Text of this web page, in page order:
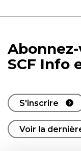
SCF Info
S'inscrire
Voir la